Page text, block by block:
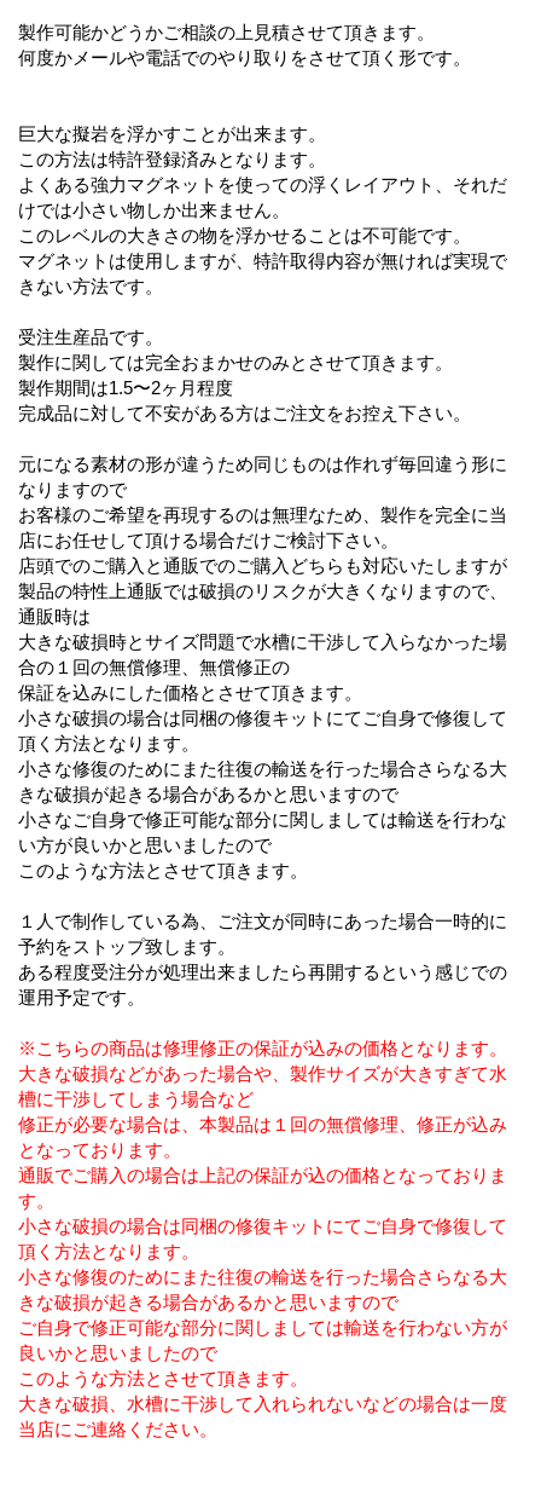
製作可能かどうかご相談の上見積させて頂きます。
何度かメールや電話でのやり取りをさせて頂く形です。
巨大な擬岩を浮かすことが出来ます。
この方法は特許登録済みとなります。
よくある強力マグネットを使っての浮くレイアウト、それだ
けでは小さい物しか出来ません。
このレベルの大きさの物を浮かせることは不可能です。
マグネットは使用しますが、特許取得内容が無ければ実現で
きない方法です。
受注生産品です。
製作に関しては完全おまかせのみとさせて頂きます。
製作期間は1.5〜2ヶ月程度
完成品に対して不安がある方はご注文をお控え下さい。
元になる素材の形が違うため同じものは作れず毎回違う形に
なりますので
お客様のご希望を再現するのは無理なため、製作を完全に当
店にお任せして頂ける場合だけご検討下さい。
店頭でのご購入と通販でのご購入どちらも対応いたしますが
製品の特性上通販では破損のリスクが大きくなりますので、
通販時は
大きな破損時とサイズ問題で水槽に干渉して入らなかった場
合の１回の無償修理、無償修正の
保証を込みにした価格とさせて頂きます。
小さな破損の場合は同梱の修復キットにてご自身で修復して
頂く方法となります。
小さな修復のためにまた往復の輸送を行った場合さらなる大
きな破損が起きる場合があるかと思いますので
小さなご自身で修正可能な部分に関しましては輸送を行わな
い方が良いかと思いましたので
このような方法とさせて頂きます。
１人で制作している為、ご注文が同時にあった場合一時的に
予約をストップ致します。
ある程度受注分が処理出来ましたら再開するという感じでの
運用予定です。
※こちらの商品は修理修正の保証が込みの価格となります。
大きな破損などがあった場合や、製作サイズが大きすぎて水
槽に干渉してしまう場合など
修正が必要な場合は、本製品は１回の無償修理、修正が込み
となっております。
通販でご購入の場合は上記の保証が込の価格となっておりま
す。
小さな破損の場合は同梱の修復キットにてご自身で修復して
頂く方法となります。
小さな修復のためにまた往復の輸送を行った場合さらなる大
きな破損が起きる場合があるかと思いますので
ご自身で修正可能な部分に関しましては輸送を行わない方が
良いかと思いましたので
このような方法とさせて頂きます。
大きな破損、水槽に干渉して入れられないなどの場合は一度
当店にご連絡ください。